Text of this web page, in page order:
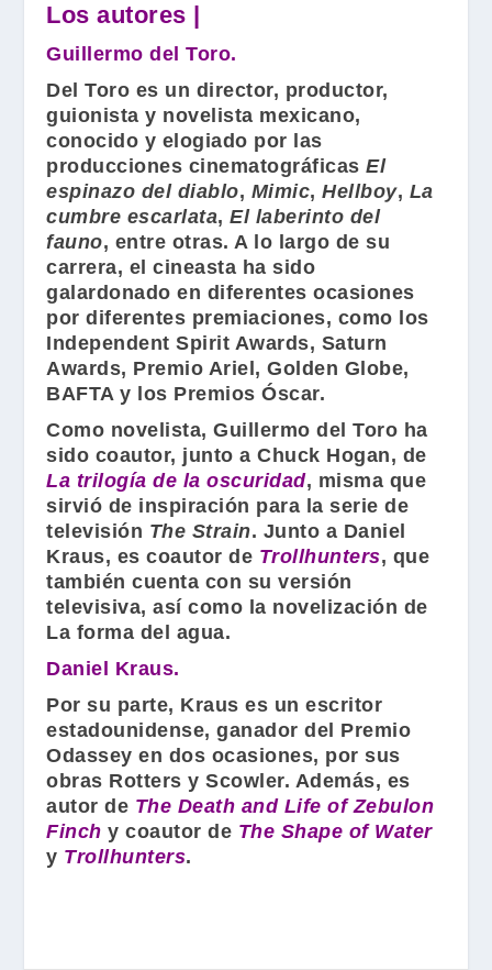
Los autores |
Guillermo del Toro.
Del Toro es un director, productor,
guionista y novelista mexicano,
conocido y elogiado por las
producciones cinematográficasEl
espinazo del diablo, Mimic,Hellboy, La
cumbre escarlata,El laberinto del
fauno, entre otras. A lo largo de su
carrera, el cineasta ha sido
galardonado en diferentes ocasiones
por diferentes premiaciones, como los
Independent Spirit Awards, Saturn
Awards, Premio Ariel, Golden Globe,
BAFTA y los Premios Óscar.
Como novelista,Guillermo del Toro ha
sido coautor, junto a Chuck Hogan, de
La trilogía de la oscuridad, misma que
sirvió de inspiración para la serie de
televisión The Strain. Junto a Daniel
Kraus, es coautor de Trollhunters, que
también cuenta con su versión
televisiva, así como la novelización de
La forma del agua.
Daniel Kraus.
Por su parte, Kraus es un escritor
estadounidense, ganador del Premio
Odassey en dos ocasiones, por sus
obras Rotters y Scowler. Además, es
autor de The Death and Life of Zebulon
Finch y coautor de The Shape of Water
y Trollhunters.